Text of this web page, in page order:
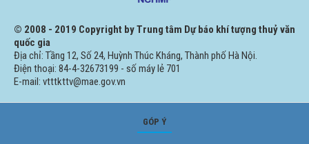
© 2008 - 2019 Copyright by Trung tâm Dự báo khí tượng thuỷ văn
quốc gia
Địa chỉ: Tầng 12, Số 24, Huỳnh Thúc Kháng, Thành phố Hà Nội.
Điện thoại: 84-4-32673199 - số máy lẻ 701
E-mail: vtttkttv@mae.gov.vn
GÓP Ý